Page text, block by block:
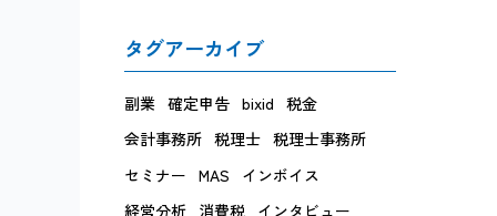
タグアーカイブ
副業 確定申告 bixid 税金
会計事務所 税理士 税理士事務所
セミナー MAS
インボイス
経営分析
消費税
インタビュー